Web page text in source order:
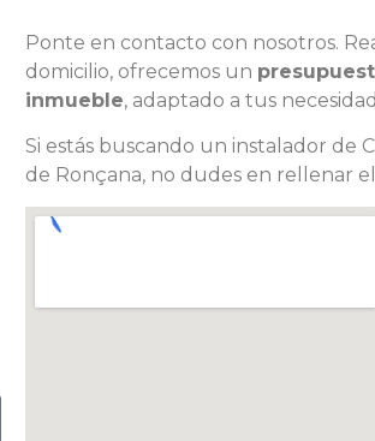
Ponte en contacto con nosotros.
domicilio, ofrecemos un
inmueble, adaptado a tus
Si estás buscando un instalador de
de Ronçana, no dudes en rellenar